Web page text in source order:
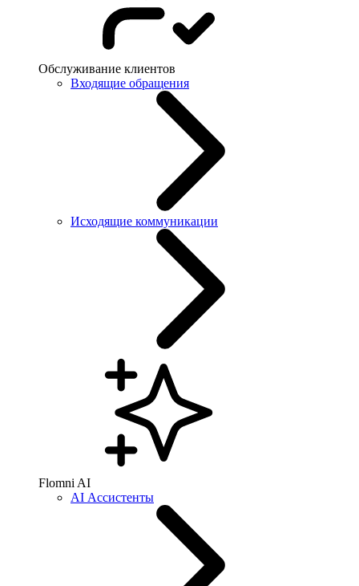
Обслуживание клиентов
Входящие обращения
Исходящие коммуникации
Flomni AI
AI Ассистенты